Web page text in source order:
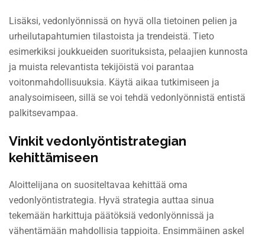
Lisäksi, vedonlyönnissä on hyvä olla tietoinen pelien ja
urheilutapahtumien tilastoista ja trendeistä. Tieto
esimerkiksi joukkueiden suorituksista, pelaajien kunnosta
ja muista relevantista tekijöistä voi parantaa
voitonmahdollisuuksia. Käytä aikaa tutkimiseen ja
analysoimiseen, sillä se voi tehdä vedonlyönnistä entistä
palkitsevampaa.
Vinkit vedonlyöntistrategian
kehittämiseen
Aloittelijana on suositeltavaa kehittää oma
vedonlyöntistrategia. Hyvä strategia auttaa sinua
tekemään harkittuja päätöksiä vedonlyönnissä ja
vähentämään mahdollisia tappioita. Ensimmäinen askel